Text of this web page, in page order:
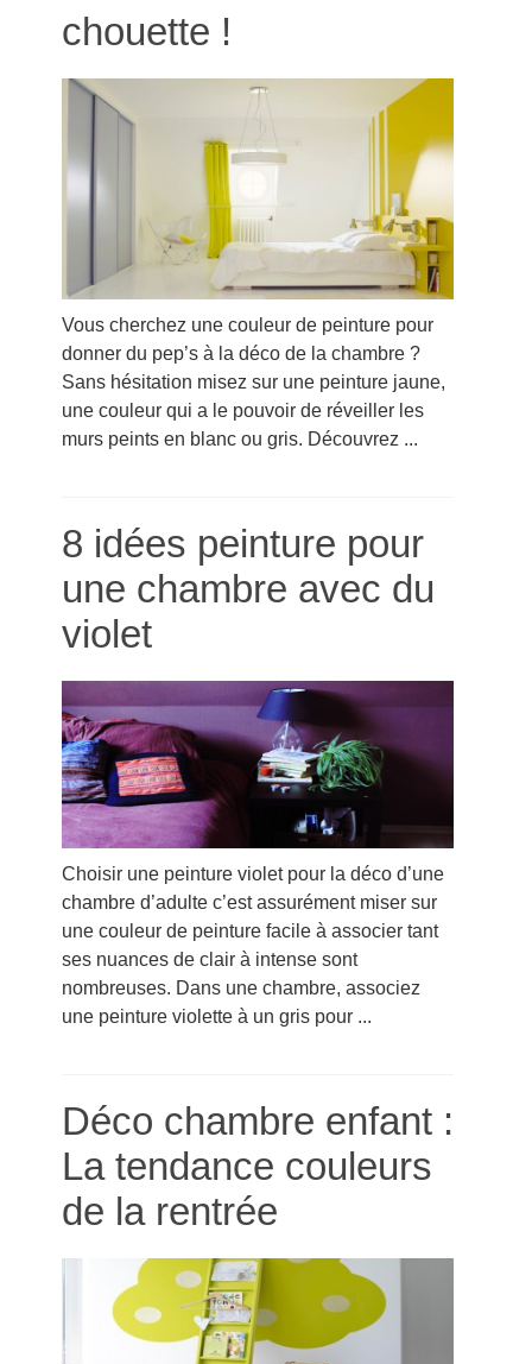
chouette !
Vous cherchez une couleur de peinture pour
donner du pep’s à la déco de la chambre ?
Sans hésitation misez sur une peinture jaune,
une couleur qui a le pouvoir de réveiller les
murs peints en blanc ou gris. Découvrez ...
8 idées peinture pour
une chambre avec du
violet
Choisir une peinture violet pour la déco d’une
chambre d’adulte c’est assurément miser sur
une couleur de peinture facile à associer tant
ses nuances de clair à intense sont
nombreuses. Dans une chambre, associez
une peinture violette à un gris pour ...
Déco chambre enfant :
La tendance couleurs
de la rentrée